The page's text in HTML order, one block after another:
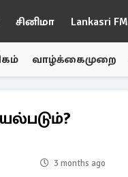
சினிமா Lankasri FM
வாழ்க்கைமுறை
3 months ago